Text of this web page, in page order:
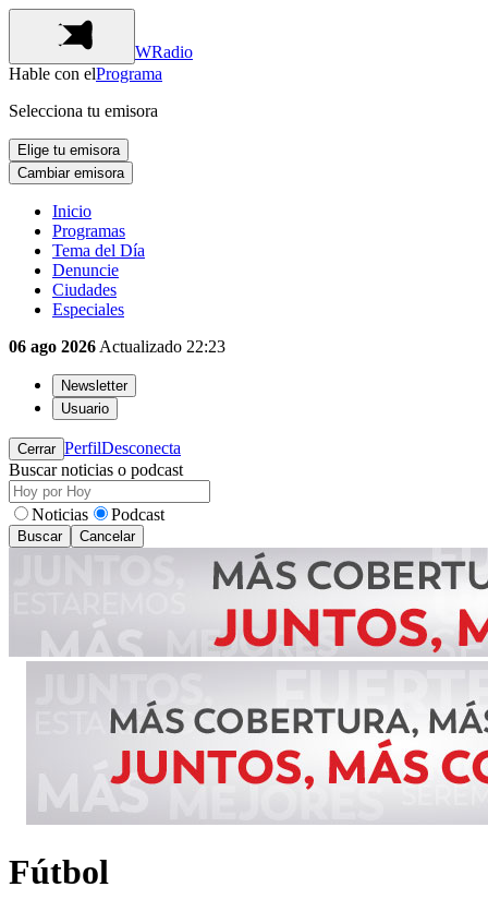
WRadio
Hable con elPrograma
Selecciona tu emisora
Elige tu emisora
Cambiar emisora
Inicio
Programas
Tema del Día
Denuncie
Ciudades
Especiales
06 ago 2026 Actualizado 22:23
Newsletter
Usuario
Cerrar PerfilDesconecta
Buscar noticias o podcast
Noticias Podcast
Buscar Cancelar
Fútbol